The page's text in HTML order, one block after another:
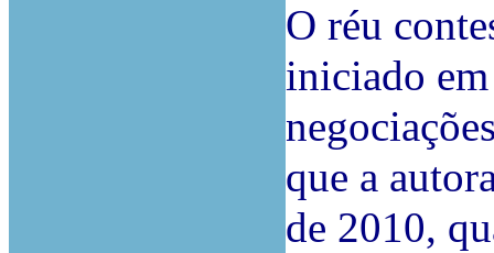
O réu
iniciado
que a
de 2010,